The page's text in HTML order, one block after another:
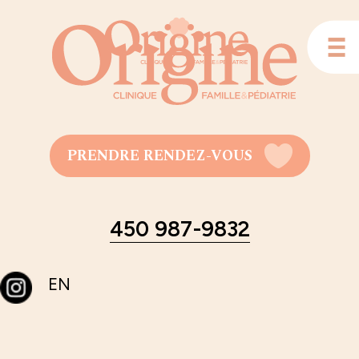
PRENDRE RENDEZ-VOUS
450 987-9832
EN